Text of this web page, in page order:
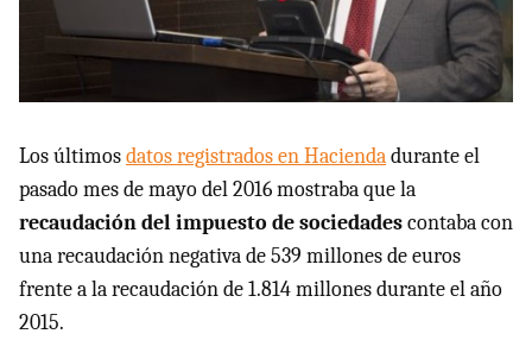
Los últimosdatos registrados en Haciendadurante el
pasado mes de mayo del 2016 mostraba que la
recaudación del impuesto de sociedadescontaba con
una recaudación negativa de 539 millones de euros
frente a la recaudación de 1.814 millones durante el año
2015.